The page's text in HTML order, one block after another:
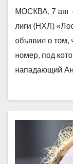
МОСКВА, 7 авг
лиги (НХЛ)
объявил о том,
номер, под
нападающий